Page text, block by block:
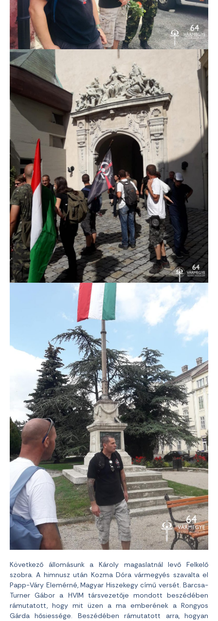
Következő állomásunk a Károly magaslatnál levő Felkelő
szobra. A himnusz után Kozma Dóra vármegyés szavalta el
Papp-Váry Elemérné, Magyar Hiszekegy című versét. Barcsa-
Turner Gábor a HVIM társvezetője mondott beszédében
rámutatott, hogy mit üzen a ma emberének a Rongyos
Gárda hősiessége. Beszédében rámutatott arra, hogyan